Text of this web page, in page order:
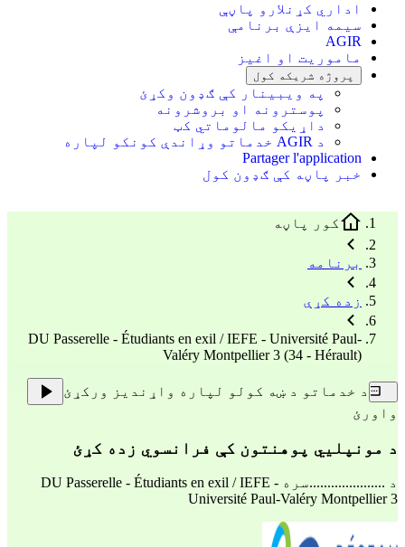
اداري کړنلارو پاڼې
سیمه ایزې برنامې
AGIR
ماموریت او اغیز
پروژه شریکه کول
په ویبینار کې ګډون وکړئ
پوسترونه او بروشرونه
داړیکو مالوماتي کټ
د AGIR خدماتو وړاندې کونکو لپاره
Partager l'application
خبر پاڼه کې ګډون کول
کور پاڼه
برنامه
زده کړې
DU Passerelle - Étudiants en exil / IEFE - Université Paul-
Valéry Montpellier 3 (34 - Hérault)
د خدماتو د ښه کولو لپاره واړندیز ورکړئ
واورئ
د مونپلیي پوهنتون کې فرانسوي زده کړئ
د .....................سره DU Passerelle - Étudiants en exil / IEFE -
Université Paul-Valéry Montpellier 3